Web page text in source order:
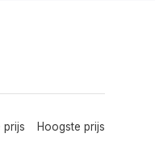
prijs Hoogste prijs